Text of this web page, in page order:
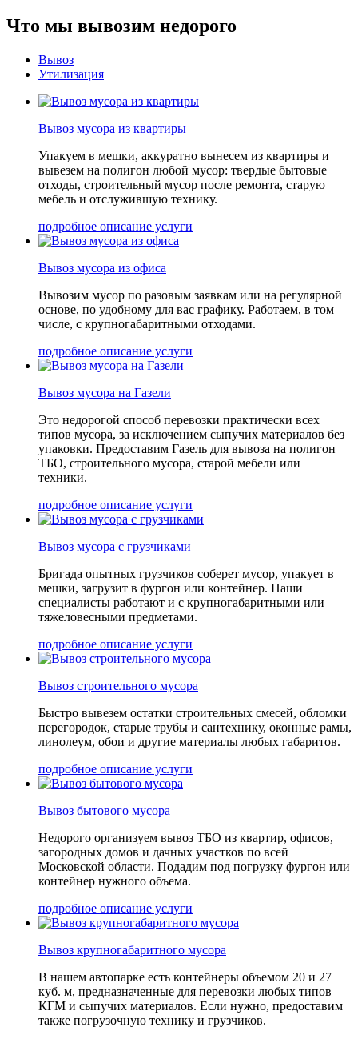
Что мы вывозим недорого
Вывоз
Утилизация
Вывоз мусора из квартиры
Упакуем в мешки, аккуратно вынесем из квартиры и
вывезем на полигон любой мусор: твердые бытовые
отходы, строительный мусор после ремонта, старую
мебель и отслужившую технику.
подробное описание услуги
Вывоз мусора из офиса
Вывозим мусор по разовым заявкам или на регулярной
основе, по удобному для вас графику. Работаем, в том
числе, с крупногабаритными отходами.
подробное описание услуги
Вывоз мусора на Газели
Это недорогой способ перевозки практически всех
типов мусора, за исключением сыпучих материалов без
упаковки. Предоставим Газель для вывоза на полигон
ТБО, строительного мусора, старой мебели или
техники.
подробное описание услуги
Вывоз мусора с грузчиками
Бригада опытных грузчиков соберет мусор, упакует в
мешки, загрузит в фургон или контейнер. Наши
специалисты работают и с крупногабаритными или
тяжеловесными предметами.
подробное описание услуги
Вывоз строительного мусора
Быстро вывезем остатки строительных смесей, обломки
перегородок, старые трубы и сантехнику, оконные рамы,
линолеум, обои и другие материалы любых габаритов.
подробное описание услуги
Вывоз бытового мусора
Недорого организуем вывоз ТБО из квартир, офисов,
загородных домов и дачных участков по всей
Московской области. Подадим под погрузку фургон или
контейнер нужного объема.
подробное описание услуги
Вывоз крупногабаритного мусора
В нашем автопарке есть контейнеры объемом 20 и 27
куб. м, предназначенные для перевозки любых типов
КГМ и сыпучих материалов. Если нужно, предоставим
также погрузочную технику и грузчиков.